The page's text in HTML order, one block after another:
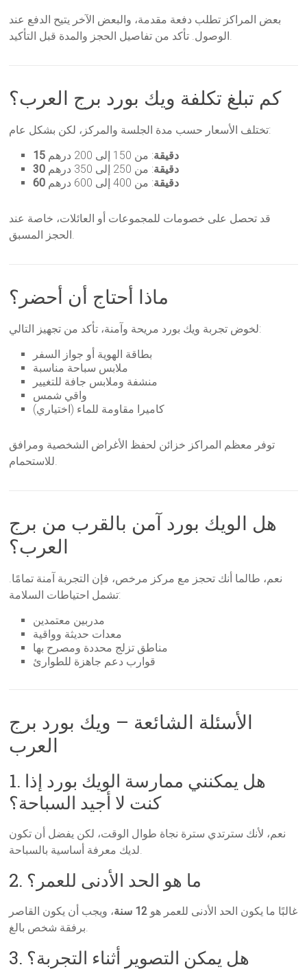
بعض المراكز تطلب دفعة مقدمة، والبعض الآخر يتيح الدفع عند
الوصول. تأكد من تفاصيل الحجز والمدة قبل التأكيد.
كم تبلغ تكلفة ويك بورد برج العرب؟
تختلف الأسعار حسب مدة الجلسة والمركز، لكن بشكل عام:
15 دقيقة: من 150 إلى 200 درهم
30 دقيقة: من 250 إلى 350 درهم
60 دقيقة: من 400 إلى 600 درهم
قد تحصل على خصومات للمجموعات أو العائلات، خاصة عند
الحجز المسبق.
ماذا أحتاج أن أحضر؟
لخوض تجربة ويك بورد مريحة وآمنة، تأكد من تجهيز التالي:
بطاقة الهوية أو جواز السفر
ملابس سباحة مناسبة
منشفة وملابس جافة للتغيير
واقي شمس
كاميرا مقاومة للماء (اختياري)
توفر معظم المراكز خزائن لحفظ الأغراض الشخصية ومرافق
للاستحمام.
هل الويك بورد آمن بالقرب من برج
العرب؟
نعم، طالما أنك تحجز مع مركز مرخص، فإن التجربة آمنة تمامًا.
تشمل احتياطات السلامة:
مدربين معتمدين
معدات حديثة وواقية
مناطق تزلج محددة ومصرح بها
قوارب دعم جاهزة للطوارئ
الأسئلة الشائعة – ويك بورد برج
العرب
1. هل يمكنني ممارسة الويك بورد إذا
كنت لا أجيد السباحة؟
نعم، لأنك سترتدي سترة نجاة طوال الوقت، لكن يفضل أن تكون
لديك معرفة أساسية بالسباحة.
2. ما هو الحد الأدنى للعمر؟
غالبًا ما يكون الحد الأدنى للعمر هو 12 سنة
، ويجب أن يكون القاصر
برفقة شخص بالغ.
3. هل يمكن التصوير أثناء التجربة؟